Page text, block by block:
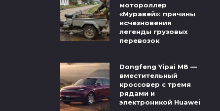
мотороллер
«Муравей»: причины
исчезновения
легенды грузовых
перевозок
Dongfeng Yipai M8 —
вместительный
кроссовер с тремя
рядами и
электроникой Huawei